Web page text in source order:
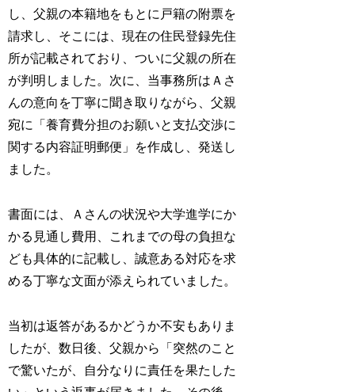
し、父親の本籍地をもとに戸籍の附票を
請求し、そこには、現在の住民登録先住
所が記載されており、ついに父親の所在
が判明しました。次に、当事務所はＡさ
んの意向を丁寧に聞き取りながら、父親
宛に「養育費分担のお願いと支払交渉に
関する内容証明郵便」を作成し、発送し
ました。
書面には、Ａさんの状況や大学進学にか
かる見通し費用、これまでの母の負担な
ども具体的に記載し、誠意ある対応を求
める丁寧な文面が添えられていました。
当初は返答があるかどうか不安もありま
したが、数日後、父親から「突然のこと
で驚いたが、自分なりに責任を果たした